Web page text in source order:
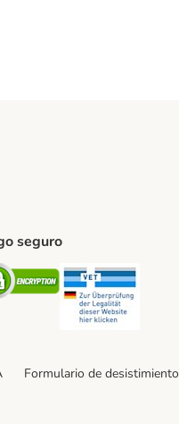
seguro
Security
Formulario de desistimiento